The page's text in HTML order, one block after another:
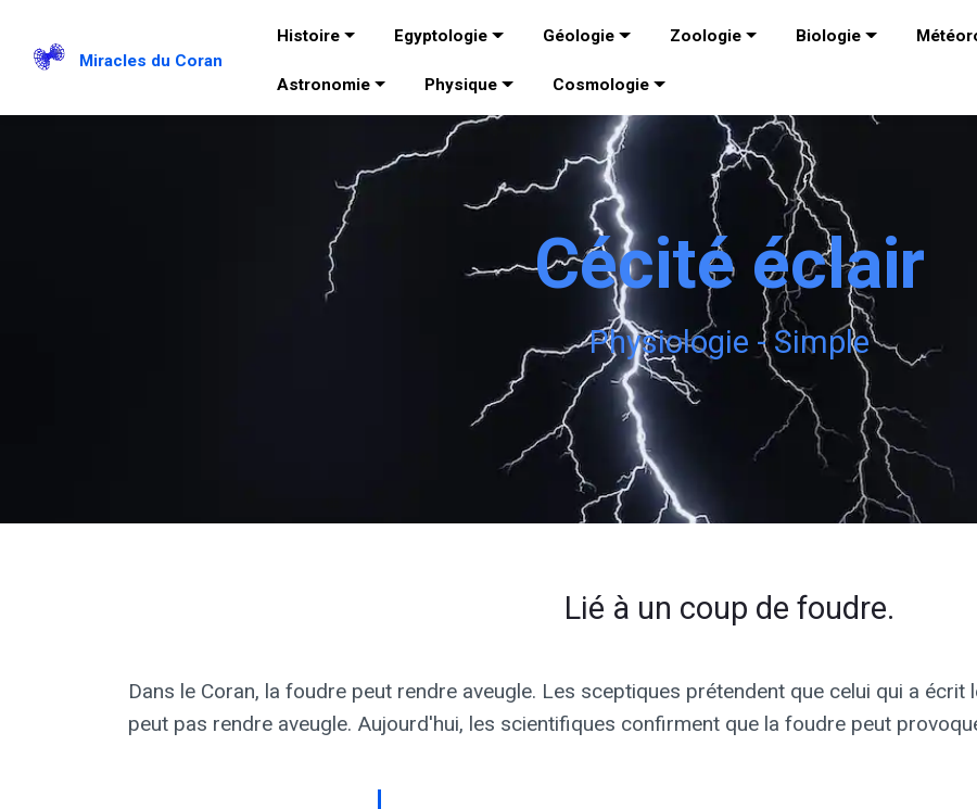
Miracles du Coran
Histoire Egyptologie Géologie Zoologie Biologie
Astronomie Physique Cosmologie
Cécité éclair
Physiologie - Simple
Lié à un coup de foudre.
Dans le Coran, la foudre peut rendre aveugle. Les sceptiques prétendent que celui qui a
peut pas rendre aveugle. Aujourd'hui, les scientifiques confirment que la foudre peut